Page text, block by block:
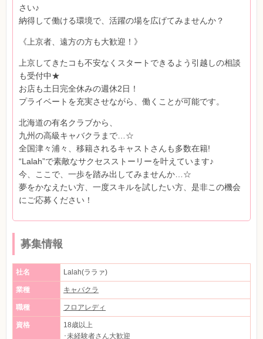
さい♪
納得して働ける環境で、活躍の場を広げてみませんか？
《上京者、遠方の方も大歓迎！》
上京してきたコも不安なくスタートできるよう引越しの相談
も受付中★
お店も土日完全休みの週休2日！
プライベートを充実させながら、働くことが可能です。
北海道の有名クラブから、
九州の高級キャバクラまで…☆
全国津々浦々、移籍されるキャストさんも多数在籍!
“Lalah”で素敵なサクセスストーリーを叶えています♪
今、ここで、一歩を踏み出してみませんか…☆
夢をかなえたい方、一度スキルを試したい方、是非この機会
にご応募ください！
募集情報
社名 Lalah(ララァ)
業種 キャバクラ
職種 フロアレディ
資格
18歳以上
･未経験者さん大歓迎